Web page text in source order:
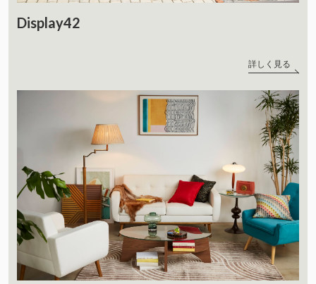
Display42
詳しく見る